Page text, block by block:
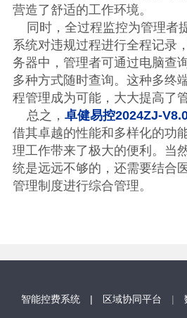
营造了舒适的工作环境。
同时，全过程监控为管理者
系统对违规过程进行全程记录
务器中，管理者可通过电脑查
多种方式随时查询。这种多终
程管理成为可能，大大提高了
总之， 卓健易控2024ZJ-
借其卓越的性能和多样化的功
理工作带来了极大的便利。当
统是远远不够的，还需要结合
管理制度进行综合管理。
智能控费系统 | 区域协同平台 |